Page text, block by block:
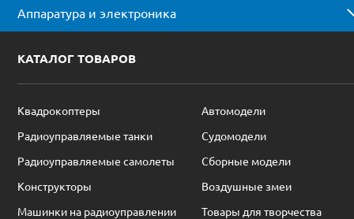
Аппаратура и электроника
КАТАЛОГ ТОВАРОВ
Квадрокоптеры
Автомодели
Радиоуправляемые танки
Судомодели
Радиоуправляемые самолеты
Сборные модели
Конструкторы
Воздушные змеи
Машинки на радиоуправлении
Товары для творчества